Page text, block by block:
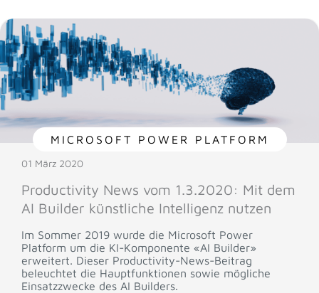
MICROSOFT POWER PLATFORM
01 März 2020
Productivity News vom 1.3.2020: Mit dem
AI Builder künstliche Intelligenz nutzen
Im Sommer 2019 wurde die Microsoft Power
Platform um die KI-Komponente «AI Builder»
erweitert. Dieser Productivity-News-Beitrag
beleuchtet die Hauptfunktionen sowie mögliche
Einsatzzwecke des AI Builders.